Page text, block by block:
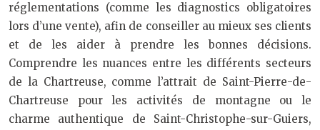
réglementations (comme les diagnostics obligatoires
lors d’une vente), afin de conseiller au mieux ses clients
et de les aider à prendre les bonnes décisions.
Comprendre les nuances entre les différents secteurs
de la Chartreuse, comme l’attrait de Saint-Pierre-de-
Chartreuse pour les activités de montagne ou le
charme authentique de Saint-Christophe-sur-Guiers,